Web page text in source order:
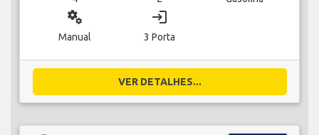
miscellaneous_services
Manual
login
3 Porta
VER DETALHES...